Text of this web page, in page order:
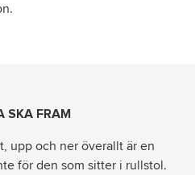
SKA FRAM
upp och ner överallt är en
för den som sitter i rullstol.